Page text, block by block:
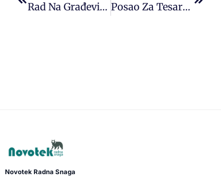
Rad Na Građevini U Inostranstvu Posao Za Tesare U EU
Novotek Radna Snaga